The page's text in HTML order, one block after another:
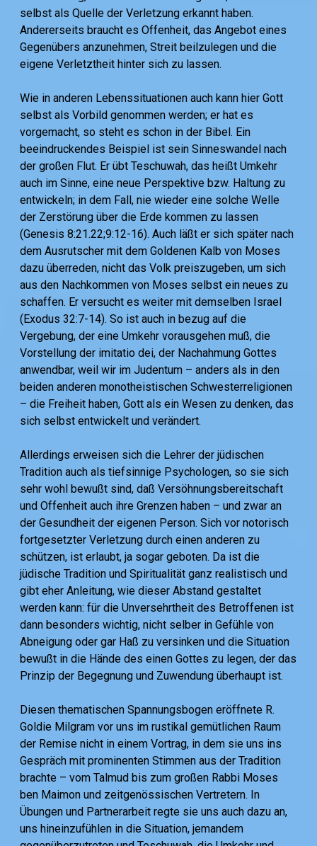
selbst als Quelle der Verletzung erkannt haben.
Andererseits braucht es Offenheit, das Angebot eines
Gegenübers anzunehmen, Streit beilzulegen und die
eigene Verletztheit hinter sich zu lassen.
Wie in anderen Lebenssituationen auch kann hier Gott
selbst als Vorbild genommen werden; er hat es
vorgemacht, so steht es schon in der Bibel. Ein
beeindruckendes Beispiel ist sein Sinneswandel nach
der großen Flut. Er übt Teschuwah, das heißt Umkehr
auch im Sinne, eine neue Perspektive bzw. Haltung zu
entwickeln; in dem Fall, nie wieder eine solche Welle
der Zerstörung über die Erde kommen zu lassen
(Genesis 8:21.22;9:12-16). Auch läßt er sich später nach
dem Ausrutscher mit dem Goldenen Kalb von Moses
dazu überreden, nicht das Volk preiszugeben, um sich
aus den Nachkommen von Moses selbst ein neues zu
schaffen. Er versucht es weiter mit demselben Israel
(Exodus 32:7-14). So ist auch in bezug auf die
Vergebung, der eine Umkehr vorausgehen muß, die
Vorstellung der imitatio dei, der Nachahmung Gottes
anwendbar, weil wir im Judentum – anders als in den
beiden anderen monotheistischen Schwesterreligionen
– die Freiheit haben, Gott als ein Wesen zu denken, das
sich selbst entwickelt und verändert.
Allerdings erweisen sich die Lehrer der jüdischen
Tradition auch als tiefsinnige Psychologen, so sie sich
sehr wohl bewußt sind, daß Versöhnungsbereitschaft
und Offenheit auch ihre Grenzen haben – und zwar an
der Gesundheit der eigenen Person. Sich vor notorisch
fortgesetzter Verletzung durch einen anderen zu
schützen, ist erlaubt, ja sogar geboten. Da ist die
jüdische Tradition und Spiritualität ganz realistisch und
gibt eher Anleitung, wie dieser Abstand gestaltet
werden kann: für die Unversehrtheit des Betroffenen ist
dann besonders wichtig, nicht selber in Gefühle von
Abneigung oder gar Haß zu versinken und die Situation
bewußt in die Hände des einen Gottes zu legen, der das
Prinzip der Begegnung und Zuwendung überhaupt ist.
Diesen thematischen Spannungsbogen eröffnete R.
Goldie Milgram vor uns im rustikal gemütlichen Raum
der Remise nicht in einem Vortrag, in dem sie uns ins
Gespräch mit prominenten Stimmen aus der Tradition
brachte – vom Talmud bis zum großen Rabbi Moses
ben Maimon und zeitgenössischen Vertretern. In
Übungen und Partnerarbeit regte sie uns auch dazu an,
uns hineinzufühlen in die Situation, jemandem